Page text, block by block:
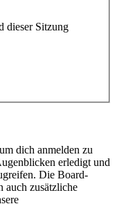
dieser Sitzung
dich anmelden zu
erledigt und
Die Board-
auch zusätzliche